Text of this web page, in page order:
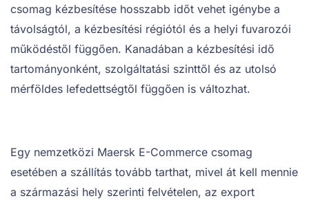
csomag kézbesítése hosszabb időt vehet igénybe a
távolságtól, a kézbesítési régiótól és a helyi fuvarozói
működéstől függően. Kanadában a kézbesítési idő
tartományonként, szolgáltatási szinttől és az utolsó
mérföldes lefedettségtől függően is változhat.
Egy nemzetközi Maersk E-Commerce csomag
esetében a szállítás tovább tarthat, mivel át kell mennie
a származási hely szerinti felvételen, az export